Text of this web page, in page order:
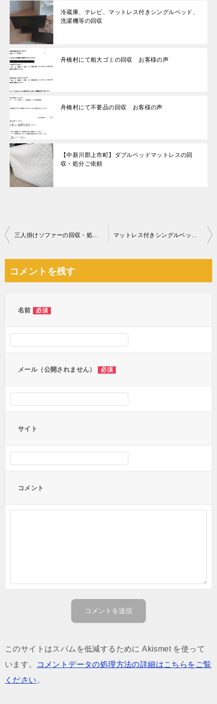
冷蔵庫、テレビ、マットレス付きシングルベッド、
洗濯機等の回収
舟橋村にて粗大ゴミの回収 お客様の声
舟橋村にて不要品の回収 お客様の声
【中新川郡上市町】ダブルベッドマットレスの回
収・処分ご依頼
投
ビ
三人掛けソファーの回収・処分ご依頼 お客様の声 マットレス付きシングルベッドの回収・処分ご依頼 お客様の声
コメントを残す
名前 必須
メール（公開されません） 必須
サイト
コメント
このサイトはスパムを低減するために Akismet を使って
います。
コメントデータの処理方法の詳細はこちらをご覧
ください 。